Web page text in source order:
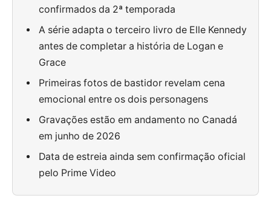
confirmados da 2ª temporada
A série adapta o terceiro livro de Elle Kennedy
antes de completar a história de Logan e
Grace
Primeiras fotos de bastidor revelam cena
emocional entre os dois personagens
Gravações estão em andamento no Canadá
em junho de 2026
Data de estreia ainda sem confirmação oficial
pelo Prime Video